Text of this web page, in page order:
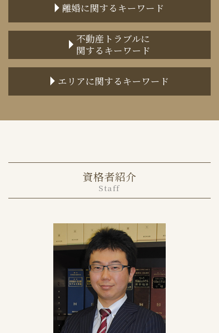
離婚に関するキーワード
調停離婚 弁護士
面会交流 誰の権利
離婚調停 期間
離婚 不貞行為 慰謝料
離婚方法
法定養育費 いつから
離婚の原因
協議離婚 公正証書
離婚裁判 期間
養育費 公正証書
財産分与 退職金
協議離婚とは 証人
離婚届 提出先
不動産トラブルに
関するキーワード
境界塀 トラブル
任意売却 方法
不動産トラブル 弁護士
境界トラブル 相談
不動産トラブル 弁護士 費用
共有不動産の売却
不動産トラブル 無料相談
不動産トラブル 事例
遺産分割協議書 不動産 共有
土地 境界トラブル
任意売却 メリット
家賃滞納 強制退去
エリアに関するキーワード
目黒区 不動産トラブル 弁護士
港区 離婚 弁護士
中央区 不動産トラブル 弁護士
資格者紹介
Staff